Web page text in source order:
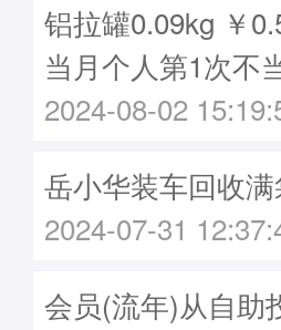
铝拉罐0.09kg ￥
当月个人第1次不
2024-08-02
岳小华装车回收
2024-07-31
会员(流年)从自助